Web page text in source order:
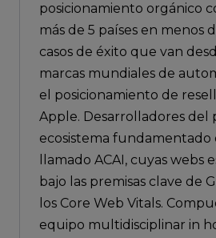
posicionamiento orgánico
más de 5 países en menos
casos de éxito que van
marcas mundiales de
el posicionamiento de
Apple. Desarrolladores del
ecosistema fundamentado
llamado ACAI, cuyas webs
bajo las premisas clave de
los Core Web Vitals.
equipo multidisciplinar in